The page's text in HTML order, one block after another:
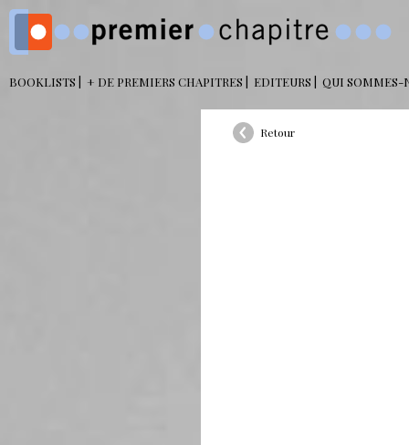
BOOKLISTS + DE PREMIERS CHAPITRES EDITEURS QUI SOMMES-
Retour